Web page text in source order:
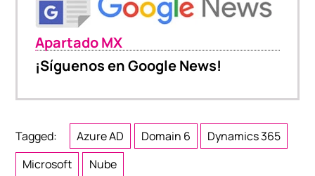
Apartado MX
¡Síguenos en Google News!
Tagged: Azure AD Domain 6
Dynamics 365
Microsoft
Nube